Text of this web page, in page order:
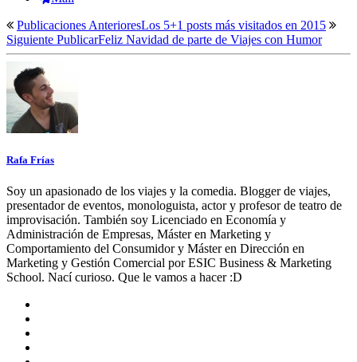
Publicaciones AnterioresLos 5+1 posts más visitados en 2015
Siguiente PublicarFeliz Navidad de parte de Viajes con Humor
Rafa Frías
Soy un apasionado de los viajes y la comedia. Blogger de viajes,
presentador de eventos, monologuista, actor y profesor de teatro de
improvisación. También soy Licenciado en Economía y
Administración de Empresas, Máster en Marketing y
Comportamiento del Consumidor y Máster en Dirección en
Marketing y Gestión Comercial por ESIC Business & Marketing
School. Nací curioso. Que le vamos a hacer :D